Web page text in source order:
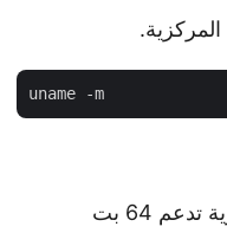
64 بت